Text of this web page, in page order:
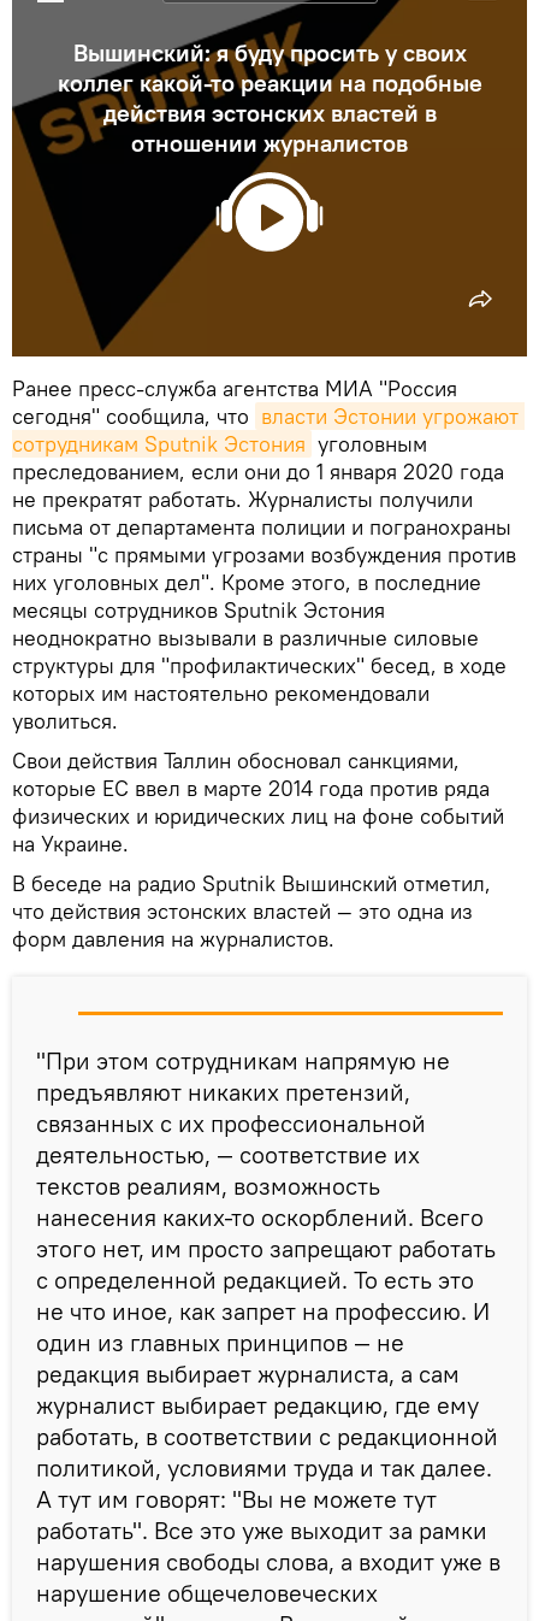
Вышинский: я буду просить у своих
коллег какой-то реакции на подобные
действия эстонских властей в
отношении журналистов
Ранее пресс-служба агентства МИА "Россия
сегодня" сообщила, что власти Эстонии угрожают
сотрудникам Sputnik Эстония уголовным
преследованием, если они до 1 января 2020 года
не прекратят работать. Журналисты получили
письма от департамента полиции и погранохраны
страны "с прямыми угрозами возбуждения против
них уголовных дел". Кроме этого, в последние
месяцы сотрудников Sputnik Эстония
неоднократно вызывали в различные силовые
структуры для "профилактических" бесед, в ходе
которых им настоятельно рекомендовали
уволиться.
Свои действия Таллин обосновал санкциями,
которые ЕС ввел в марте 2014 года против ряда
физических и юридических лиц на фоне событий
на Украине.
В беседе на радио Sputnik Вышинский отметил,
что действия эстонских властей — это одна из
форм давления на журналистов.
"При этом сотрудникам напрямую не
предъявляют никаких претензий,
связанных с их профессиональной
деятельностью, — соответствие их
текстов реалиям, возможность
нанесения каких-то оскорблений. Всего
этого нет, им просто запрещают работать
с определенной редакцией. То есть это
не что иное, как запрет на профессию. И
один из главных принципов — не
редакция выбирает журналиста, а сам
журналист выбирает редакцию, где ему
работать, в соответствии с редакционной
политикой, условиями труда и так далее.
А тут им говорят: "Вы не можете тут
работать". Все это уже выходит за рамки
нарушения свободы слова, а входит уже в
нарушение общечеловеческих